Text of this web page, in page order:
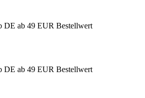
DE ab 49 EUR Bestellwert
DE ab 49 EUR Bestellwert